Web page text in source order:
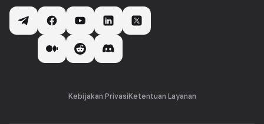
Kebijakan PrivasiKetentuan Layanan